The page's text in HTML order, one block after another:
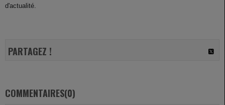
d'actualité.
PARTAGEZ !
COMMENTAIRES(0)